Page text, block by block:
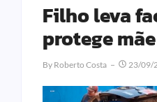
Filho leva
protege
By Roberto Costa 23/09/